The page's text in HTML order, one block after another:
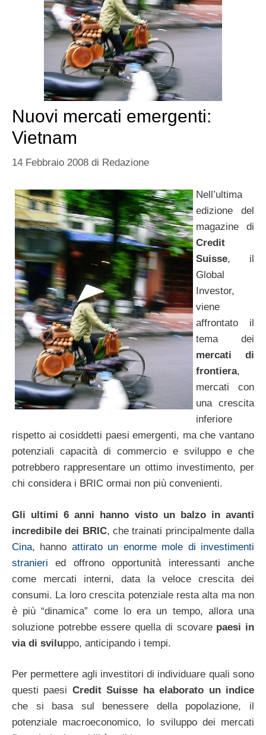
Nuovi mercati emergenti:
Vietnam
14 Febbraio 2008 di Redazione
Nell’ultima
edizione del
magazine di
Credit
Suisse, il
Global
Investor,
viene
affrontato il
tema dei
mercati di
frontiera,
mercati con
una crescita
inferiore
rispetto ai cosiddetti paesi emergenti, ma che vantano
potenziali capacità di commercio e sviluppo e che
potrebbero rappresentare un ottimo investimento, per
chi considera i BRIC ormai non più convenienti.
Gli ultimi 6 anni hanno visto un balzo in avanti
incredibile dei BRIC, che trainati principalmente dalla
Cina, hanno attirato un enorme mole di investimenti
stranieri ed offrono opportunità interessanti anche
come mercati interni, data la veloce crescita dei
consumi. La loro crescita potenziale resta alta ma non
è più “dinamica” come lo era un tempo, allora una
soluzione potrebbe essere quella di scovare paesi in
via di sviluppo, anticipando i tempi.
Per permettere agli investitori di individuare quali sono
questi paesi Credit Suisse ha elaborato un indice
che si basa sul benessere della popolazione, il
potenziale macroeconomico, lo sviluppo dei mercati